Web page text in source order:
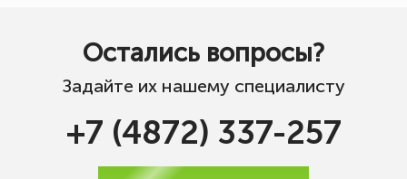
Остались вопросы?
Задайте их нашему специалисту
+7 (4872) 337-257